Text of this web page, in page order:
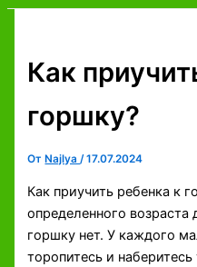
Как
горшку?
От Najlya/17.07.2024
Как приучить ребенка к
определенного возраста
горшку нет. У каждого
торопитесь и